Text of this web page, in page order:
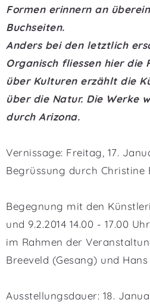
Formen erinnern an
Buchseiten.
Anders bei den letztlich
Organisch fliessen hier die
über Kulturen erzählt die
über die Natur. Die Werke
durch Arizona.
Vernissage: Freitag, 17.
Begrüssung durch Christine
Begegnung mit den
und 9.2.2014 14.00 - 17.00
im Rahmen der
Breeveld (Gesang) und
Ausstellungsdauer: 18.